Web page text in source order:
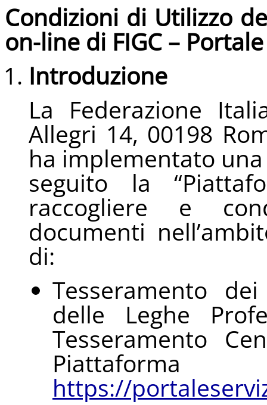
Condizioni di Utilizzo
on-line di FIGC –
Introduzione
La Federazione
Allegri 14, 00198
ha implementato
seguito la
raccogliere e
documenti
di:
Tesseramento
delle Leghe
Tesseramento
https://